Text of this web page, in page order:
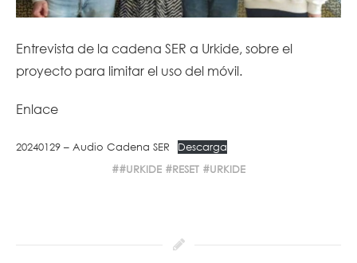
Entrevista de la cadena SER a Urkide, sobre el
proyecto para limitar el uso del móvil.
Enlace
20240129 – Audio Cadena SER
Descarga
#URKIDE
RESET URKIDE